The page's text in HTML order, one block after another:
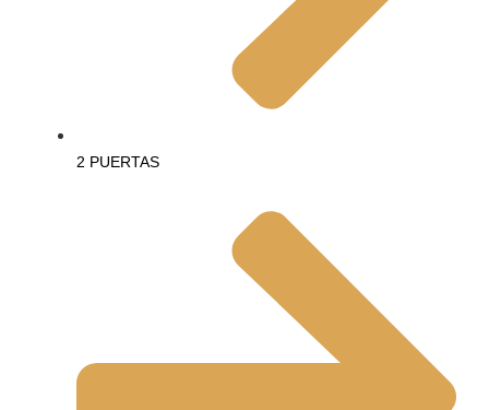
2 PUERTAS